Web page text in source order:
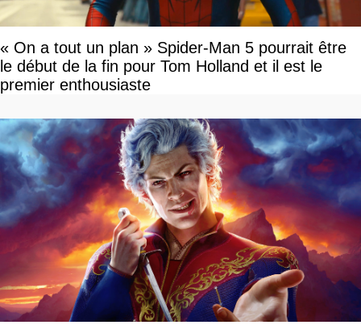
« On a tout un plan » Spider-Man 5 pourrait être
le début de la fin pour Tom Holland et il est le
premier enthousiaste